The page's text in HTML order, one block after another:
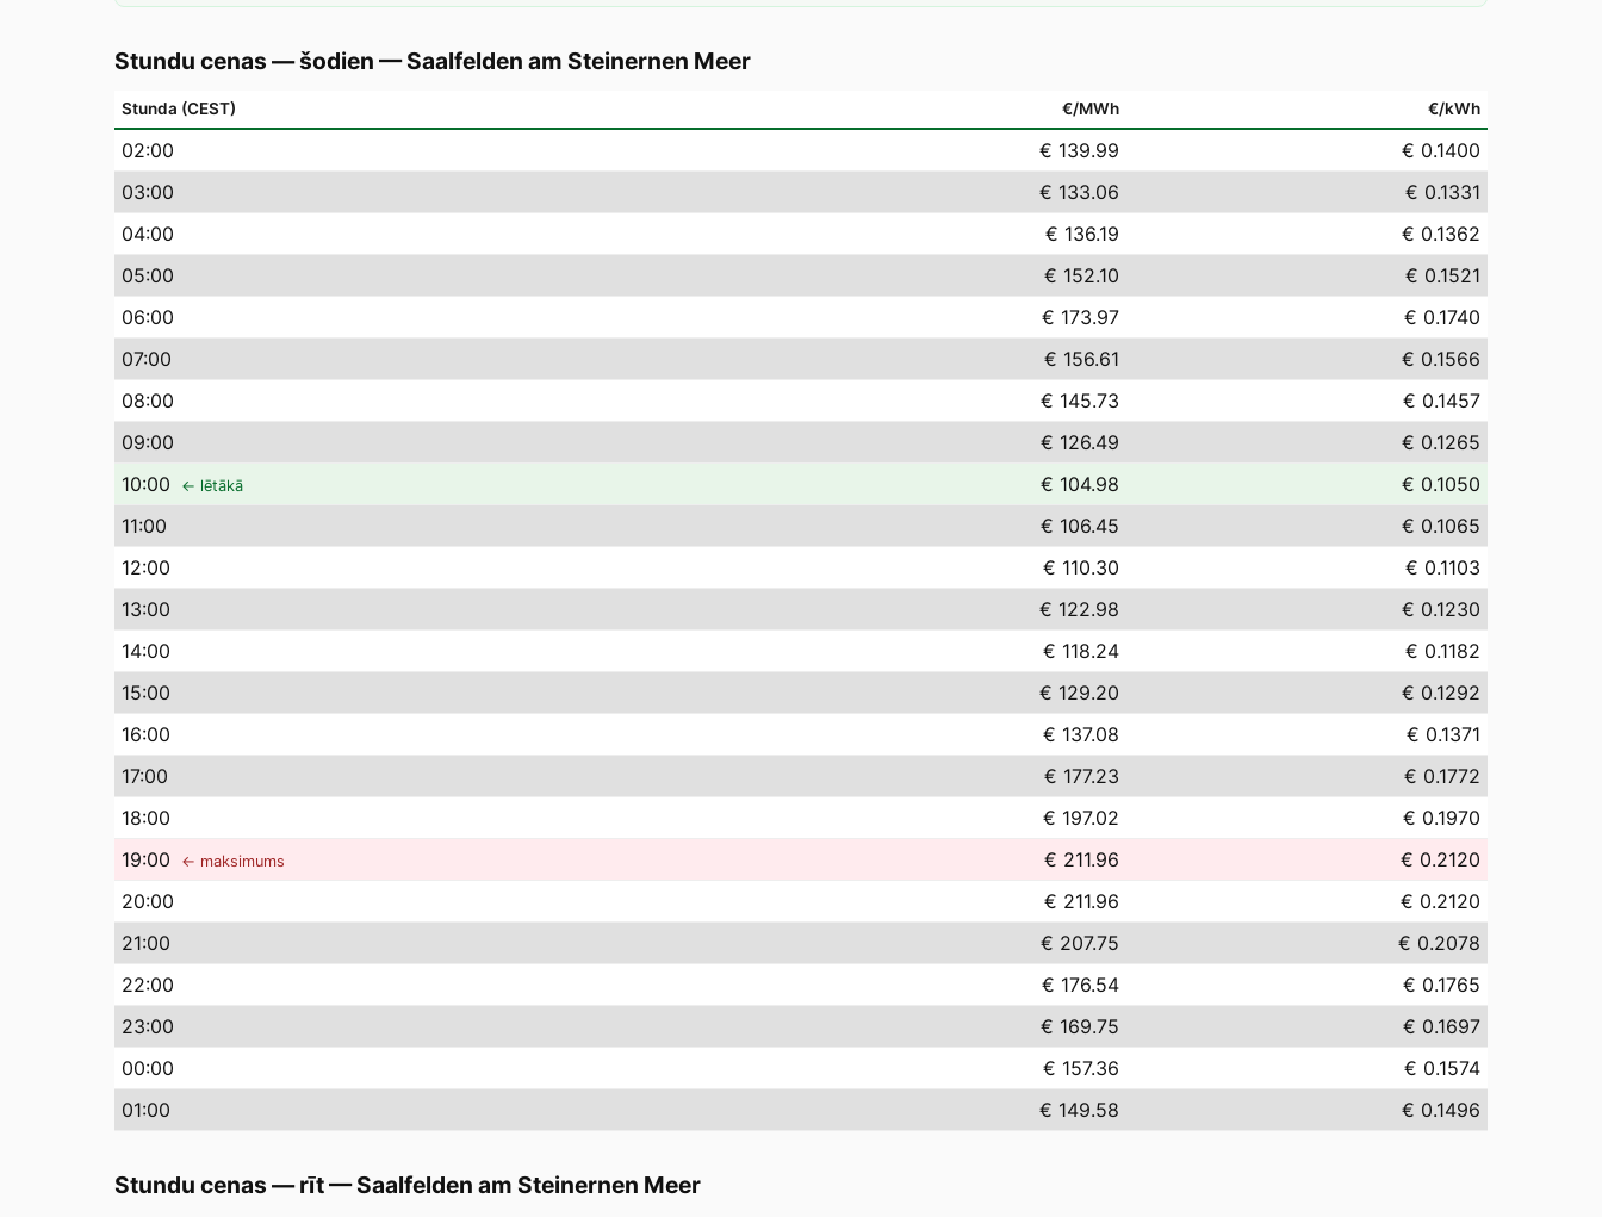
Stundu cenas — šodien —Saalfelden am Steinernen Meer
Stunda (CEST) €/MWh €/kWh
02:00 € 139.99
€ 0.1400
03:00 € 133.06
€ 0.1331
04:00 € 136.19
€ 0.1362
05:00 € 152.10
€ 0.1521
06:00 € 173.97
€ 0.1740
07:00 € 156.61
€ 0.1566
08:00 € 145.73
€ 0.1457
09:00 € 126.49
€ 0.1265
10:00 ← lētākā € 104.98
€ 0.1050
11:00 € 106.45
€ 0.1065
12:00 € 110.30
€ 0.1103
13:00 € 122.98
€ 0.1230
14:00 € 118.24
€ 0.1182
15:00 € 129.20
€ 0.1292
16:00 € 137.08
€ 0.1371
17:00 € 177.23
€ 0.1772
18:00 € 197.02
€ 0.1970
19:00 ← maksimums € 211.96
€ 0.2120
20:00 € 211.96
€ 0.2120
21:00 € 207.75
€ 0.2078
22:00 € 176.54
€ 0.1765
23:00 € 169.75
€ 0.1697
00:00 € 157.36
€ 0.1574
01:00 € 149.58 € 0.1496
Stundu cenas — rīt—Saalfelden am Steinernen Meer